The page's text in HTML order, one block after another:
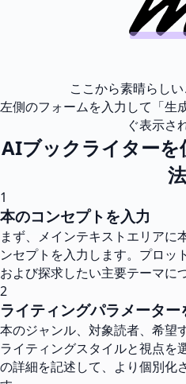
ここから素晴らし
左側のフォームを入力して「生
ぐ表示さ
AIブックライターを
法
1
本のコンセプトを入力
まず、メインテキストエリアに
ンセプトを入力します。プロッ
および探求したい主要テーマに
2
ライティングパラメータ
本のジャンル、対象読者、希望
ライティングスタイルと視点を
の詳細を記述して、より個別化